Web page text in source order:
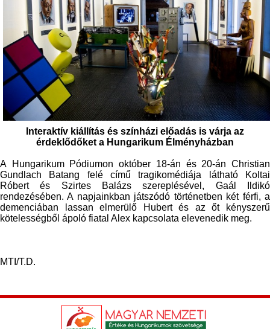
Interaktív kiállítás és színházi előadás is várja az
érdeklődőket a Hungarikum Élményházban
A HungarikumPódiumon október 18-án és 20-án Christian
Gundlach Batang felé című tragikomédiája látható Koltai
Róbert és Szirtes Balázs szereplésével, Gaál Ildikó
rendezésében. A napjainkban játszódó történetben két férfi, a
demenciában lassan elmerülő Hubert és az őt kényszerű
kötelességből ápoló fiatal Alex kapcsolata elevenedik meg.
MTI/T.D.